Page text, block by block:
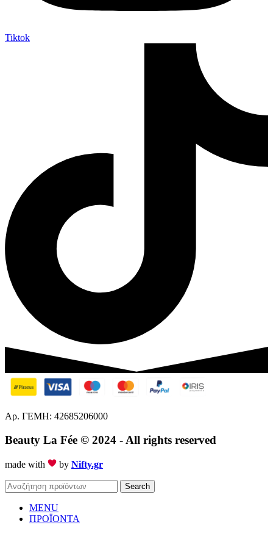
Tiktok
Αρ. ΓΕΜΗ: 42685206000
Beauty La Fée © 2024 - All rights reserved
made with by Nifty.gr
Search
MENU
ΠΡΟΪΟΝΤΑ